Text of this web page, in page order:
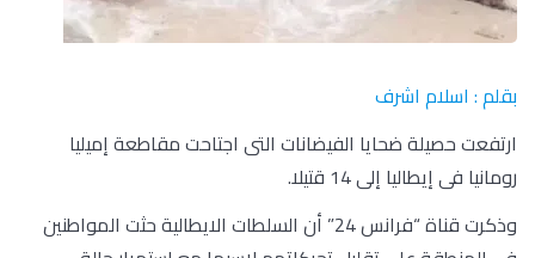
بقلم : اسلام اشرف
ارتفعت حصيلة ضحايا الفيضانات التى اجتاحت مقاطعة إميليا
رومانيا فى إيطاليا إلى 14 قتيلا.
وذكرت قناة “فرانس 24” أن السلطات الايطالية حثت المواطنين